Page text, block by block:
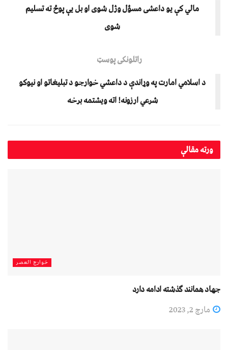
مالي کې یو داعشی مسؤل وژل شوی او بل یې پوځ ته تسلیم
شوی
راتلونکی پوسټ
د اسلامي امارت په وړاندې د داعشي خوارجو د تبليغاتو او نیوکو
شرعي ارزونه! اته ویشتمه برخه
ورتهمقالې
خوارج العصر
جهاد همانند گذشته ادامه دارد
مارچ 2, 2023